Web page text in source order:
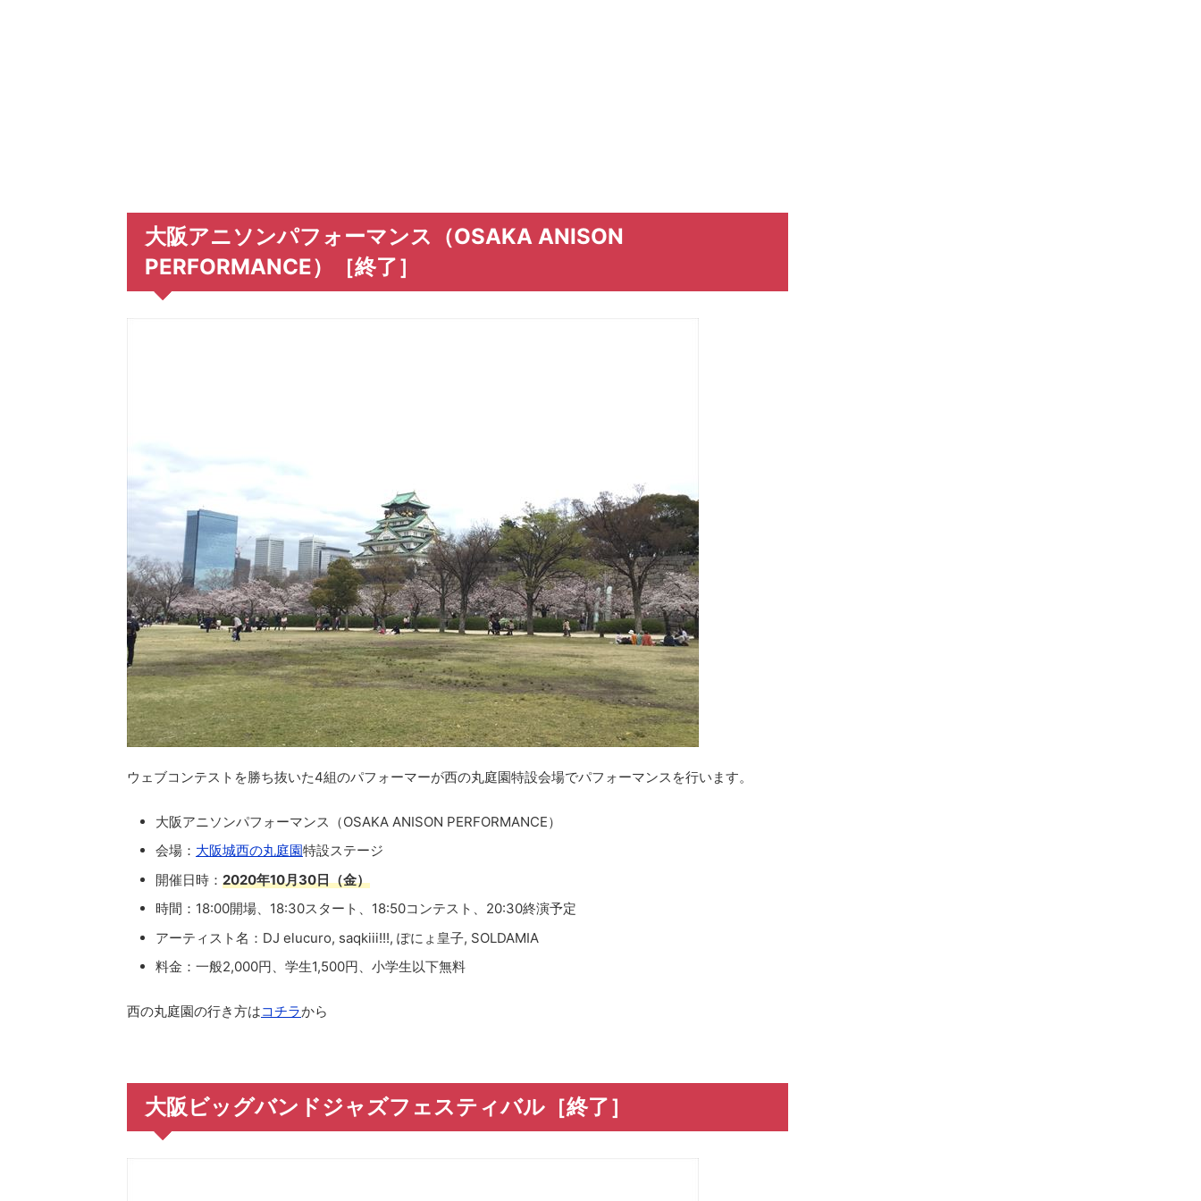
大阪アニソンパフォーマンス（OSAKA ANISON
PERFORMANCE）［終了］
ウェブコンテストを勝ち抜いた4組のパフォーマーが西の丸庭園特設会場でパフォーマンスを行います。
大阪アニソンパフォーマンス（OSAKA ANISON PERFORMANCE）
会場： 大阪城西の丸庭園特設ステージ
開催日時： 2020年10月30日（金）
時間：18:00開場、18:30スタート、18:50コンテスト、20:30終演予定
アーティスト名：DJ elucuro, saqkiii!!!, ぽにょ皇子, SOLDAMIA
料金：一般2,000円、学生1,500円、小学生以下無料
西の丸庭園の行き方はコチラから
大阪ビッグバンドジャズフェスティバル［終了］